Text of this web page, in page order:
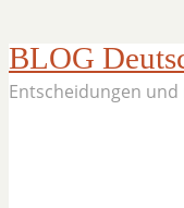
BLOG
Entscheidungen und